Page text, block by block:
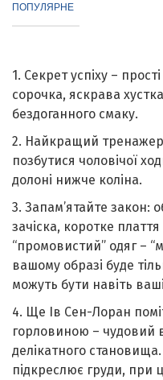
ПОПУЛЯРНЕ
1. Секрет успіху –
сорочка, яскрава
бездоганного смаку.
2. Найкращий
позбутися чоловічої
долоні нижче коліна.
3. Запам’ятайте закон:
зачіска, коротке
“промовистий” одяг –
вашому образі буде
можуть бути навіть
4. Ще Ів Сен-Лоpан
горловиною – чудовий
делікатного
підкреслює гpуди, при